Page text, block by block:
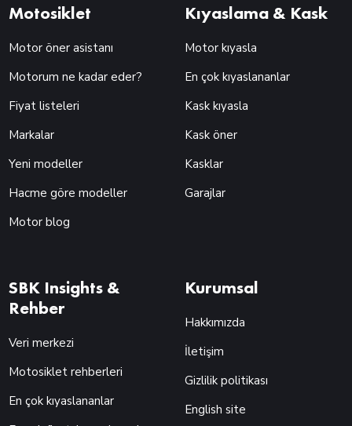
Motosiklet
Motor öner asistanı
Motorum ne kadar eder?
Fiyat listeleri
Markalar
Yeni modeller
Hacme göre modeller
Motor blog
Kıyaslama & Kask
Motor kıyasla
En çok kıyaslananlar
Kask kıyasla
Kask öner
Kasklar
Garajlar
SBK Insights &
Rehber
Veri merkezi
Motosiklet rehberleri
En çok kıyaslananlar
Kurumsal
Hakkımızda
İletişim
Gizlilik politikası
English site